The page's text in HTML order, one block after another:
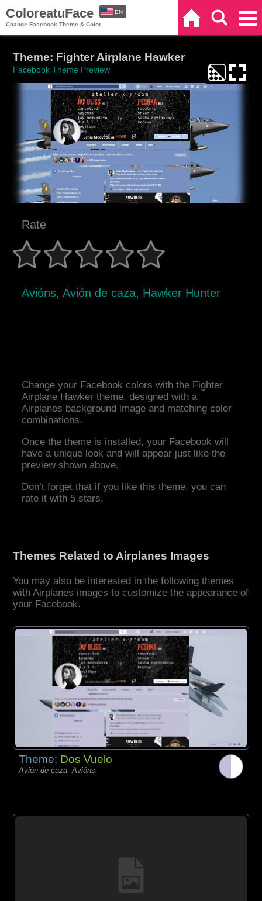
ColoreatuFace
Change Facebook Theme & Color
EN
Theme: Fighter Airplane Hawker
Facebook Theme Preview
Rate
Avións, Avión de caza, Hawker Hunter
Change your Facebook colors with the Fighter
Airplane Hawker theme, designed with a
Airplanes background image and matching color
combinations.
Once the theme is installed, your Facebook will
have a unique look and will appear just like the
preview shown above.
Don’t forget that if you like this theme, you can
rate it with 5 stars.
Themes Related to Airplanes Images
You may also be interested in the following themes
with Airplanes images to customize the appearance of
your Facebook.
Theme: Dos Vuelo
Avión de caza, Avións,